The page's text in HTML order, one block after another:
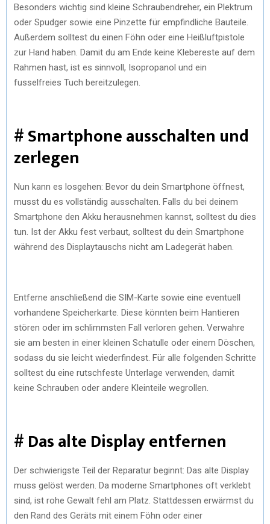
Besonders wichtig sind kleine Schraubendreher, ein Plektrum
oder Spudger sowie eine Pinzette für empfindliche Bauteile.
Außerdem solltest du einen Föhn oder eine Heißluftpistole
zur Hand haben. Damit du am Ende keine Klebereste auf dem
Rahmen hast, ist es sinnvoll, Isopropanol und ein
fusselfreies Tuch bereitzulegen.
# Smartphone ausschalten und
zerlegen
Nun kann es losgehen: Bevor du dein Smartphone öffnest,
musst du es vollständig ausschalten. Falls du bei deinem
Smartphone den Akku herausnehmen kannst, solltest du dies
tun. Ist der Akku fest verbaut, solltest du dein Smartphone
während des Displaytauschs nicht am Ladegerät haben.
Entferne anschließend die SIM-Karte sowie eine eventuell
vorhandene Speicherkarte. Diese könnten beim Hantieren
stören oder im schlimmsten Fall verloren gehen. Verwahre
sie am besten in einer kleinen Schatulle oder einem Döschen,
sodass du sie leicht wiederfindest. Für alle folgenden Schritte
solltest du eine rutschfeste Unterlage verwenden, damit
keine Schrauben oder andere Kleinteile wegrollen.
# Das alte Display entfernen
Der schwierigste Teil der Reparatur beginnt: Das alte Display
muss gelöst werden. Da moderne Smartphones oft verklebt
sind, ist rohe Gewalt fehl am Platz. Stattdessen erwärmst du
den Rand des Geräts mit einem Föhn oder einer